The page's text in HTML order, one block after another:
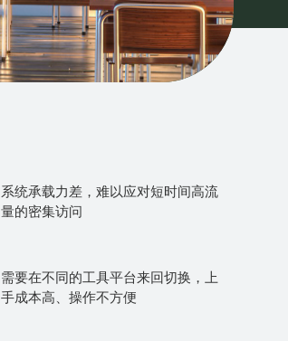
系统承载力差，难以应对短时间高流
量的密集访问
需要在不同的工具平台来回切换，上
手成本高、操作不方便